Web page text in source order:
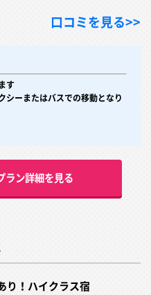
口コミを見る>>
す
シーまたはバスでの移動となり
ラン詳細を見る
り！ハイクラス宿